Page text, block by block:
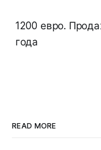
1200 евро.
года
READ MORE